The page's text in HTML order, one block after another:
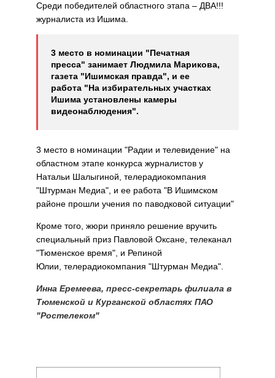
Среди победителей областного этапа – ДВА!!!
журналиста из Ишима.
3 место в номинации "Печатная
пресса" занимает Людмила Марикова,
газета "Ишимская правда", и ее
работа "На избирательных участках
Ишима установлены камеры
видеонаблюдения".
3 место в номинации "Радии и телевидение" на
областном этапе конкурса журналистов у
Натальи Шалыгиной, телерадиокомпания
"Штурман Медиа", и ее работа "В Ишимском
районе прошли учения по паводковой ситуации"
Кроме того, жюри приняло решение вручить
специальный приз Павловой Оксане, телеканал
"Тюменское время", и Репиной
Юлии, телерадиокомпания "Штурман Медиа".
Инна Еремеева, пресс-секретарь филиала в
Тюменской и Курганской областях ПАО
"Ростелеком"